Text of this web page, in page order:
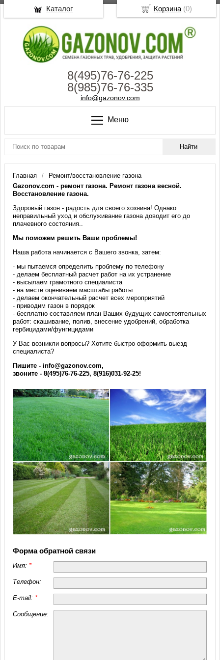
8(495)76-76-225
8(985)76-76-335
info@gazonov.com
Меню
Главная
Ремонт/восстановление газона
Gazonov.com - ремонт газона. Ремонт газона весной.
Восстановление газона.
Здоровый газон - радость для своего хозяина! Однако
неправильный уход и обслуживание газона доводит его до
плачевного состояния..
Мы поможем решить Ваши проблемы!
Наша работа начинается с Вашего звонка, затем:
- мы пытаемся определить проблему по телефону
- делаем бесплатный расчет работ на их устранение
- высылаем грамотного специалиста
- на месте оцениваем масштабы работы
- делаем окончательный расчет всех мероприятий
- приводим газон в порядок
- бесплатно составляем план Ваших будущих самостоятельных
работ: скашивание, полив, внесение удобрений, обработка
гербицидами/фунгицидами
У Вас возникли вопросы? Хотите быстро оформить выезд
специалиста?
Пишите - info@gazonov.com,
звоните - 8(495)76-76-225, 8(916)031-92-25!
Форма обратной связи
Имя: *
Телефон:
E-mail: *
Сообщение:
Корзина(0)
Каталог